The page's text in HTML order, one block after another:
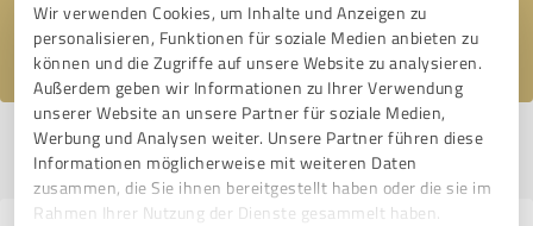
Wir verwenden Cookies, um Inhalte und Anzeigen zu
personalisieren, Funktionen für soziale Medien anbieten zu
können und die Zugriffe auf unsere Website zu analysieren.
Außerdem geben wir Informationen zu Ihrer Verwendung
unserer Website an unsere Partner für soziale Medien,
Werbung und Analysen weiter. Unsere Partner führen diese
Informationen möglicherweise mit weiteren Daten
zusammen, die Sie ihnen bereitgestellt haben oder die sie im
Rahmen Ihrer Nutzung der Dienste gesammelt haben.
Ich stimme denDatenschutzbestimmungenzu.
Profil aktiv seit 02.12.2019 |Letzte Aktualisierung: 10.08.2021|Profil
melden